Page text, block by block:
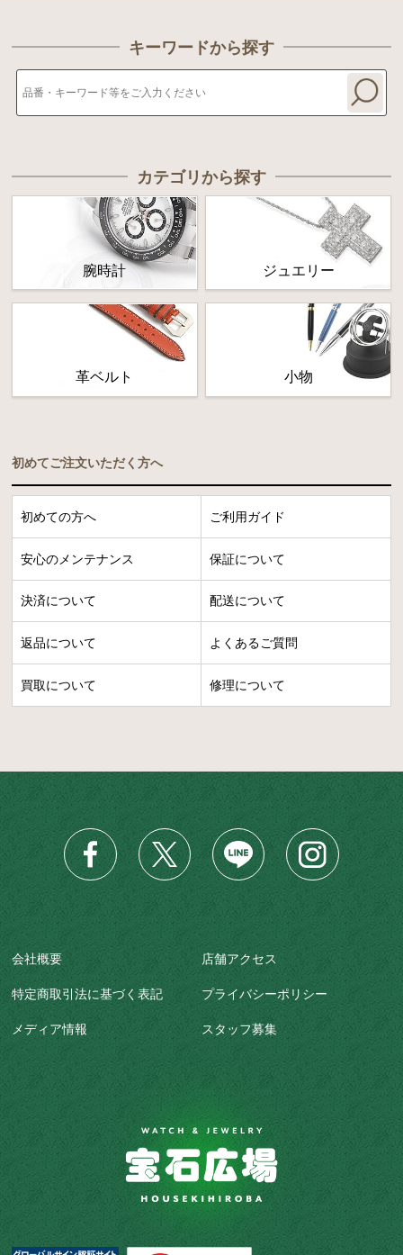
キーワードから探す
カテゴリから探す
腕時計 ジュエリー
革ベルト 小物
初めてご注文いただく方へ
初めての方へ ご利用ガイド
安心のメンテナンス 保証について
決済について 配送について
返品について よくあるご質問
買取について 修理について
会社概要 店舗アクセス
特定商取引法に基づく表記 プライバシーポリシー
メディア情報 スタッフ募集